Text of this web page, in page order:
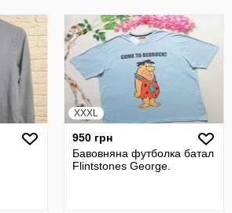
XXXL
950 грн
Бавовняна футболка батал
Flintstones George.